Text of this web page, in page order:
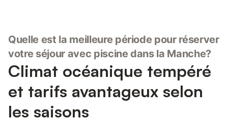
Quelle est la meilleure période pour réserver
votre séjour avec piscine dans la Manche?
Climat océanique tempéré
et tarifs avantageux selon
les saisons